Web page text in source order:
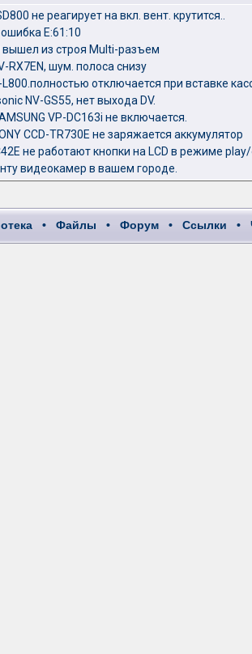
не реагирует на вкл. вент. крутится..
Е:61:10
вышел из строя Multi-разъем
RX7EN, шум. полоса снизу
отключается при вставке
NV-GS55, нет выхода DV.
VP-DC163i не включается.
CCD-TR730E не заряжается аккумулятор
не работают кнопки на LCD в режиме
видеокамер в вашем городе.
• Файлы • Форум • Ссылки •